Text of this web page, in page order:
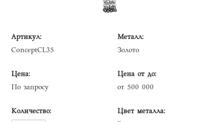
Артикул:
ConceptCL35
Цена:
По запросу
Количество:
Металл:
Золото
Цена от до:
от 500 000
Цвет металла: